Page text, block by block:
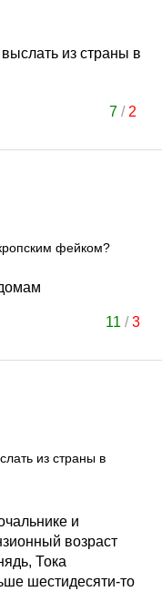
из страны в
7/ 2
фейком?
11 /3
из страны в
и
возраст
Тока
шестидесяти-то